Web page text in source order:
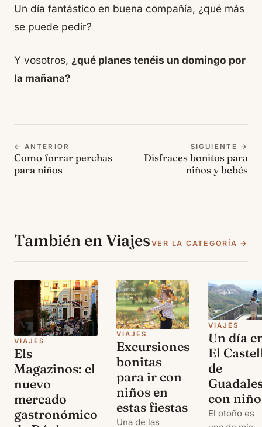
Un día fantástico en buena compañía, ¿qué más
se puede pedir?
Y vosotros, ¿qué planes tenéis un domingo por
la mañana?
← ANTERIOR
Como forrar perchas
para niños
SIGUIENTE →
Disfraces bonitos para
niños y bebés
También en Viajes VER LA CATEGORÍA →
VIAJES
Els
Magazinos: el
nuevo
mercado
gastronómico
VIAJES
Excursiones
bonitas
para ir con
niños en
estas fiestas
Una de las
VIAJES
Un día
El
de
con
El otoño es